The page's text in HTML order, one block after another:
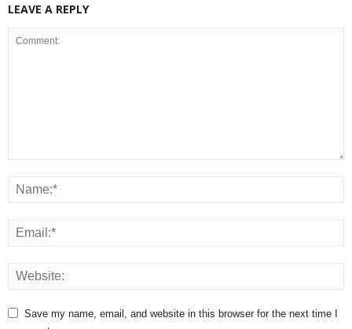
LEAVE A REPLY
Save my name, email, and website in this browser for the next time I